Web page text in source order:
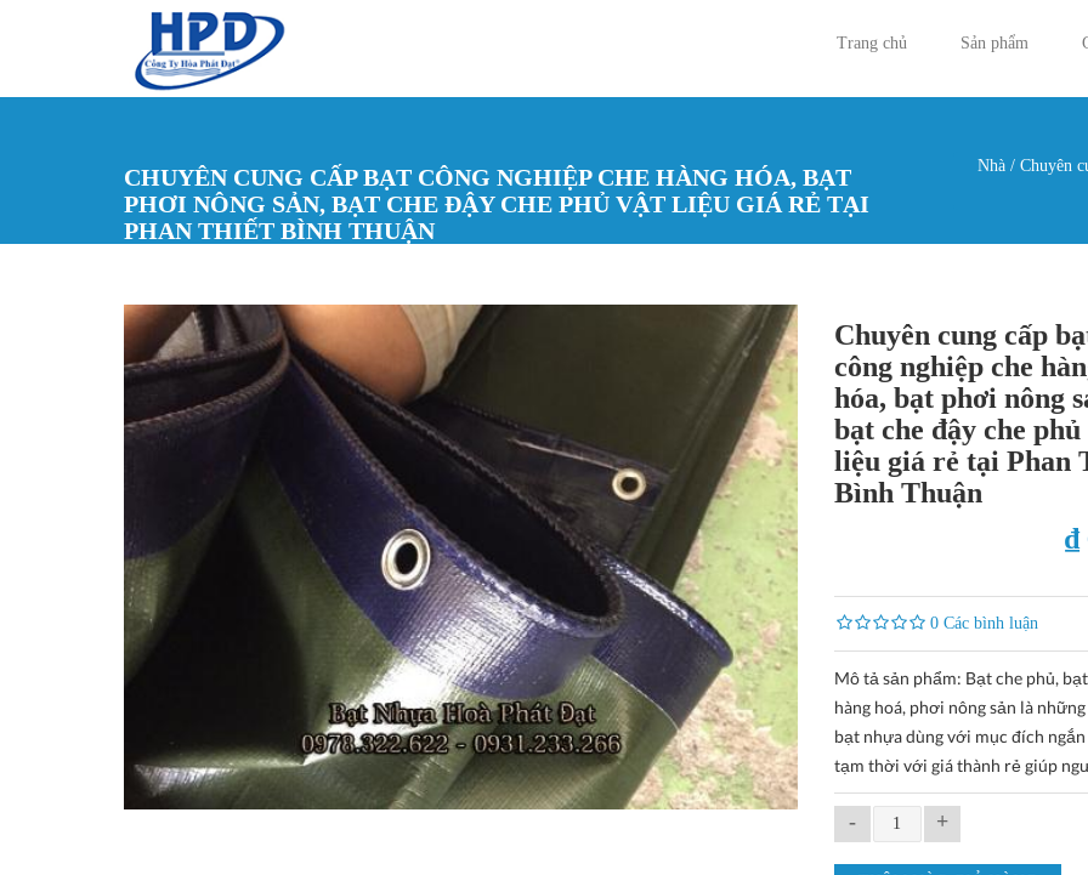
Trang chủ
Sản phẩm
CHUYÊN CUNG CẤP BẠT CÔNG NGHIỆP CHE HÀNG HÓA, BẠT
PHƠI NÔNG SẢN, BẠT CHE ĐẬY CHE PHỦ VẬT LIỆU GIÁ RẺ TẠI
PHAN THIẾT BÌNH THUẬN
Nhà / Chuyên
Chuyên cung cấp
công nghiệp che
hóa, bạt phơi nông
bạt che đậy che
liệu giá rẻ tại Phan
Bình Thuận
₫
0 Các bình luận
Mô tả sản phẩm: Bạt che phủ,
hàng hoá, phơi nông sản là
bạt nhựa dùng với mục đích
tạm thời với giá thành rẻ giúp
- +